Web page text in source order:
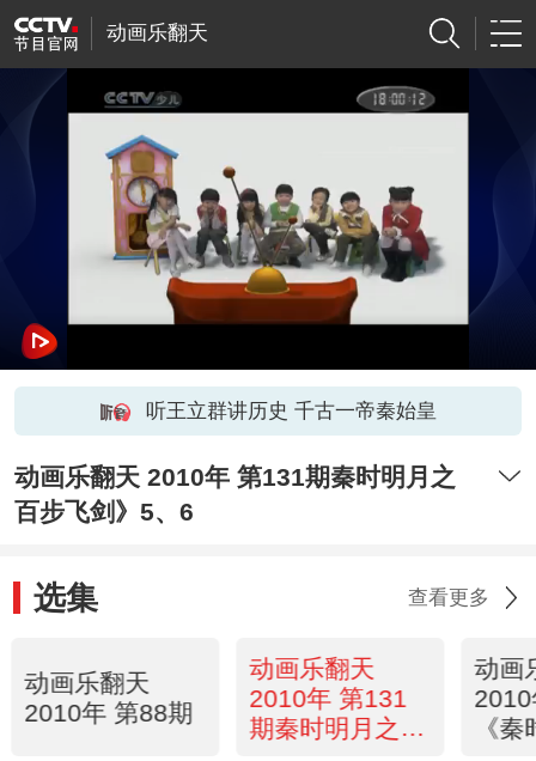
动画乐翻天
听王立群讲历史 千古一帝秦始皇
动画乐翻天 2010年 第131期秦时明月之
百步飞剑》5、6
选集 查看更多
动画乐翻天
2010年 第88期
动画乐翻天
2010年 第131
期秦时明月之百
动画
《